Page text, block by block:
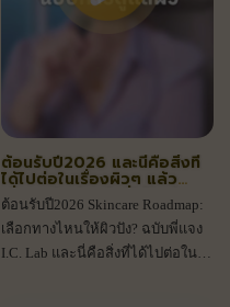
ต้อนรับปี2026 และนี่คือสิ่งที่
ได้ไปต่อในเรื่องผิวๆ แล้ว
เพื่อนๆคิดว่าอะไรที่ได้ไปต่อ
บ้างมาแชร์กัน
ต้อนรับปี2026 Skincare Roadmap:
เลือกทางไหนให้ผิวปัง? ฉบับพี่แจง
I.C. Lab และนี่คือสิ่งที่ได้ไปต่อใน